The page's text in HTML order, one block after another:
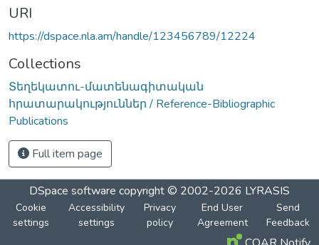
URI
https://dspace.nla.am/handle/123456789/12224
Collections
Տեղեկատու-մատենագիտական
հրատարակություններ / Reference-Bibliographic
Publications
Full item page
DSpace software copyright © 2002-2026 LYRASIS
Cookie
settings
Accessibility
settings
Privacy
policy
End User
Agreement
Send
Feedback